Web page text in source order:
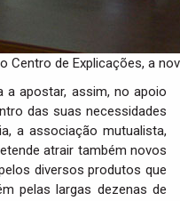
Centro de Explicações, a
a apostar, assim, no apoio
das suas necessidades
a associação mutualista,
atrair também novos
diversos produtos que
pelas largas dezenas de